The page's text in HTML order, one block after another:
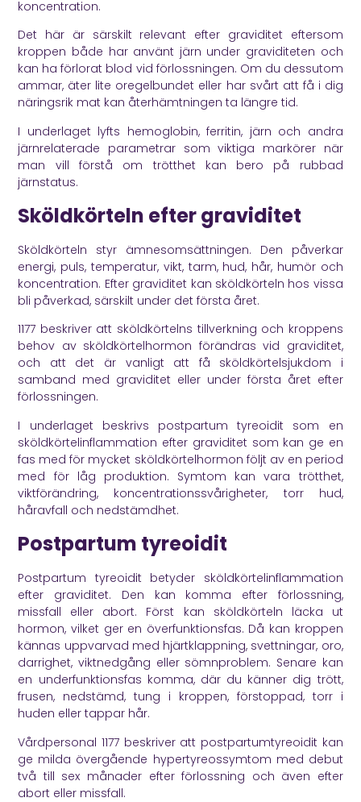
koncentration.
Det här är särskilt relevant efter graviditet eftersom
kroppen både har använt järn under graviditeten och
kan ha förlorat blod vid förlossningen. Om du dessutom
ammar, äter lite oregelbundet eller har svårt att få i dig
näringsrik mat kan återhämtningen ta längre tid.
I underlaget lyfts hemoglobin, ferritin, järn och andra
järnrelaterade parametrar som viktiga markörer när
man vill förstå om trötthet kan bero på rubbad
järnstatus.
Sköldkörteln efter graviditet
Sköldkörteln styr ämnesomsättningen. Den påverkar
energi, puls, temperatur, vikt, tarm, hud, hår, humör och
koncentration. Efter graviditet kan sköldkörteln hos vissa
bli påverkad, särskilt under det första året.
1177 beskriver att sköldkörtelns tillverkning och kroppens
behov av sköldkörtelhormon förändras vid graviditet,
och att det är vanligt att få sköldkörtelsjukdom i
samband med graviditet eller under första året efter
förlossningen.
I underlaget beskrivs postpartum tyreoidit som en
sköldkörtelinflammation efter graviditet som kan ge en
fas med för mycket sköldkörtelhormon följt av en period
med för låg produktion. Symtom kan vara trötthet,
viktförändring, koncentrationssvårigheter, torr hud,
håravfall och nedstämdhet.
Postpartum tyreoidit
Postpartum tyreoidit betyder sköldkörtelinflammation
efter graviditet. Den kan komma efter förlossning,
missfall eller abort. Först kan sköldkörteln läcka ut
hormon, vilket ger en överfunktionsfas. Då kan kroppen
kännas uppvarvad med hjärtklappning, svettningar, oro,
darrighet, viktnedgång eller sömnproblem. Senare kan
en underfunktionsfas komma, där du känner dig trött,
frusen, nedstämd, tung i kroppen, förstoppad, torr i
huden eller tappar hår.
Vårdpersonal 1177 beskriver att postpartumtyreoidit kan
ge milda övergående hypertyreossymtom med debut
två till sex månader efter förlossning och även efter
abort eller missfall.